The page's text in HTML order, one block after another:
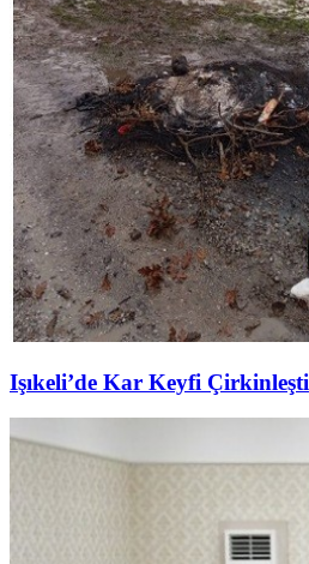
Işıkeli’de Kar Keyfi Çirkinleşti